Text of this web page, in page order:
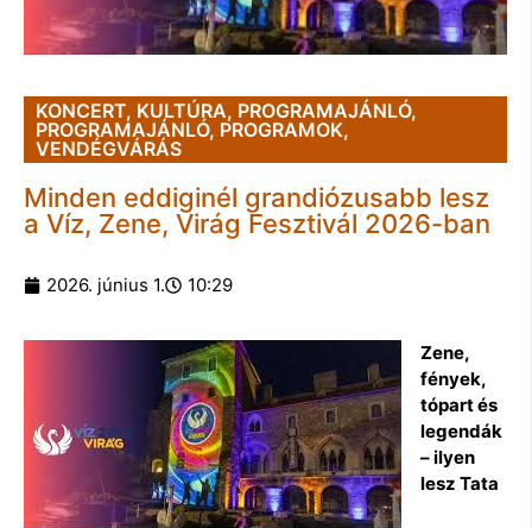
KONCERT, KULTÚRA, PROGRAMAJÁNLÓ,
PROGRAMAJÁNLÓ, PROGRAMOK,
VENDÉGVÁRÁS
Minden eddiginél grandiózusabb lesz
a Víz, Zene, Virág Fesztivál 2026-ban
2026. június 1. 10:29
Zene,
fények,
tópart és
legendák
– ilyen
lesz Tata